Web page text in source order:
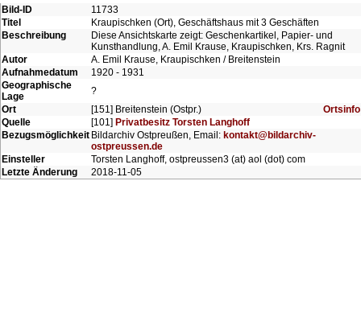
Bild-ID
11733
Titel
Kraupischken (Ort), Geschäftshaus mit 3 Geschäften
Beschreibung
Diese Ansichtskarte zeigt: Geschenkartikel, Papier- und
Kunsthandlung, A. Emil Krause, Kraupischken, Krs. Ragnit
Autor
A. Emil Krause, Kraupischken / Breitenstein
Aufnahmedatum
1920 - 1931
Geographische
Lage
?
Ort
[151] Breitenstein (Ostpr.)
Ortsinfo
Quelle
[101] Privatbesitz Torsten Langhoff
Bezugsmöglichkeit Bildarchiv Ostpreußen, Email: kontakt@bildarchiv-
ostpreussen.de
Einsteller
Torsten Langhoff, ostpreussen3 (at) aol (dot) com
Letzte Änderung
2018-11-05